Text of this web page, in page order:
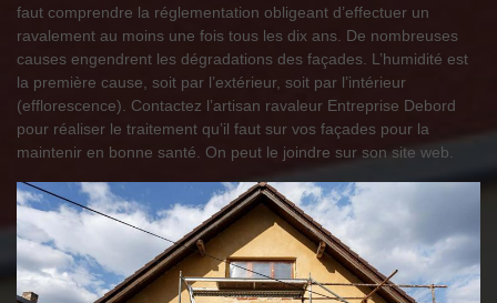
faut comprendre la réglementation obligeant d’effectuer un
ravalement au moins une fois tous les dix ans. De nombreuses
causes engendrent les dégradations des façades. L’humidité est
la première cause, soit par l’extérieur, soit par l’intérieur
(efflorescence). Contactez l’artisan ravaleur Entreprise Debord
pour réaliser le traitement qu’il faut sur vos façades pour la
maintenir en bonne santé. On peut le joindre sur son site web.